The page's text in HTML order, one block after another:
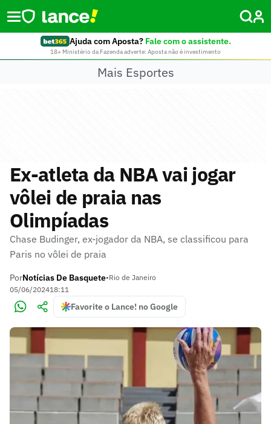
Ajuda com Aposta? Fale com o assistente.
18+ Ministério da Fazenda adverte: Aposta não é investimento
Mais Esportes
Ex-atleta da NBA vai jogar
vôlei de praia nas
Olimpíadas
Chase Budinger, ex-jogador da NBA, se classificou para
Paris no vôlei de praia
PorNotícias De Basquete•Rio de Janeiro
05/06/202418:11
Favorite o Lance! no Google